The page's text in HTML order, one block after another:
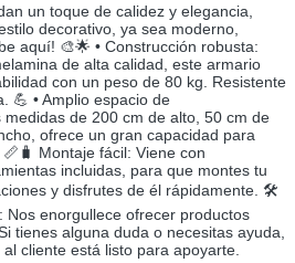
un toque de calidez y elegancia,
decorativo, ya sea moderno,
aquí! 🎨🌟 • Construcción robusta:
de alta calidad, este armario
con un peso de 80 kg. Resistente
💪 • Amplio espacio de
de 200 cm de alto, 50 cm de
ofrece un gran capacidad para
Montaje fácil: Viene con
incluidas, para que montes tu
y disfrutes de él rápidamente. 🛠️
Nos enorgullece ofrecer productos
tienes alguna duda o necesitas ayuda,
cliente está listo para apoyarte.